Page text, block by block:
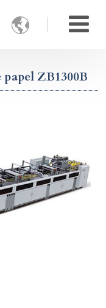

papel ZB1300B